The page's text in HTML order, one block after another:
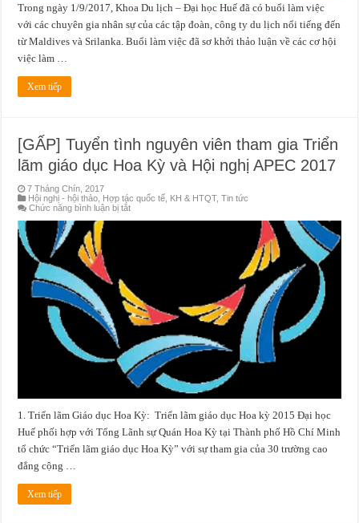
Trong ngày 1/9/2017, Khoa Du lịch – Đại học Huế đã có buổi làm việc
với các chuyên gia nhân sự của các tập đoàn, công ty du lịch nổi tiếng đến
từ Maldives và Srilanka. Buổi làm việc đã sơ khởi thảo luận về các cơ hội
việc làm …
Xem tiếp
[GẤP] Tuyển tình nguyên viên tham gia Triển
lãm giáo dục Hoa Kỳ và Hội nghị APEC 2017
7 Tháng Chín, 2017
Hội nghị - hội thảo Hợp tác quốc tế KH & HTQT,Tin tức
Chức năng bình luận bị tắtở
lãm
giáo
dục
Hoa
và
Hội
nghị
APEC
2017
1. Triển lãm Giáo dục Hoa Kỳ: Triển lãm giáo dục Hoa kỳ 2015 Đại học
Huế phối hợp với Tổng Lãnh sự Quán Hoa Kỳ tại Thành phố Hồ Chí Minh
tổ chức “Triển lãm giáo dục Hoa Kỳ” với sự tham gia của 30 trường cao
đẳng cộng …
Xem tiếp